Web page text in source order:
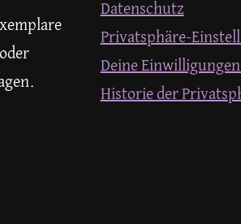
Datenschutz
Privatsphäre-
Deine
Historie der